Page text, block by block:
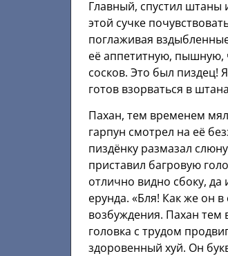
Главный, спустил
этой сучке
поглаживая
её аппетитную, пышную,
сосков. Это был пиздец!
готов взорваться в
Пахан, тем временем
гарпун смотрел на её
пиздёнку размазал
приставил багровую
отлично видно сбоку,
ерунда. «Бля! Как же он
возбуждения. Пахан тем
головка с трудом
здоровенный хуй. Он